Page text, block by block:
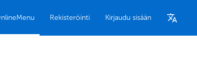
Rekisteröinti Kirjaudu sisään